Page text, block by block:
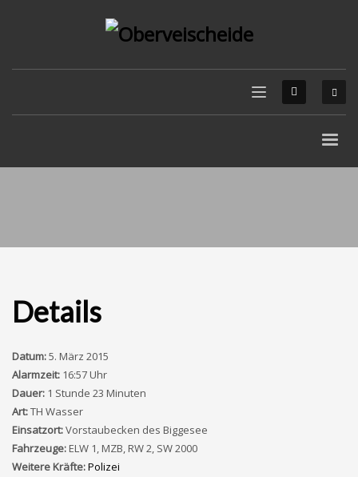
Details
Datum:5. März 2015
Alarmzeit: 16:57 Uhr
Dauer: 1 Stunde 23 Minuten
Art:TH Wasser
Einsatzort:Vorstaubecken des Biggesee
Fahrzeuge:ELW 1, MZB, RW 2, SW 2000
Weitere Kräfte:Polizei